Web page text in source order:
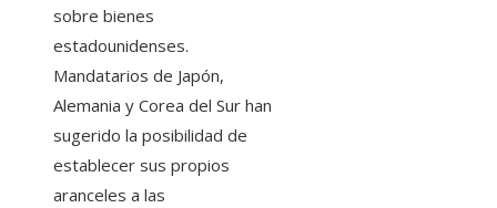
sobre bienes
estadounidenses.
Mandatarios de Japón,
Alemania y Corea del Sur han
sugerido la posibilidad de
establecer sus propios
aranceles a las